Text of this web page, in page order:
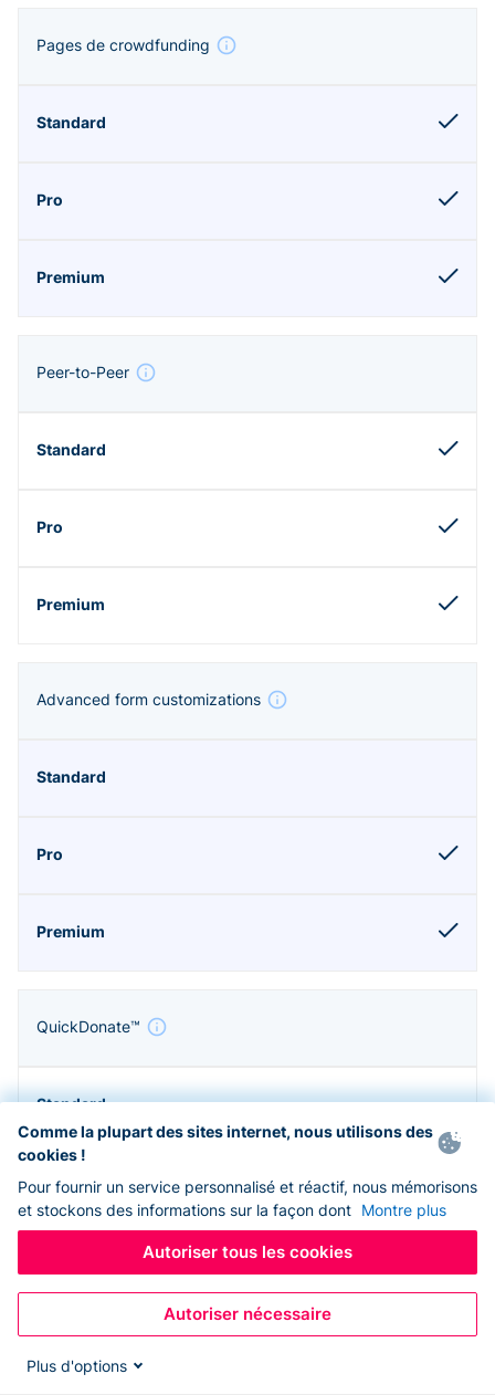
Pages de crowdfunding
Peer-to-Peer
Advanced form customizations
QuickDonate™
Comme la plupart des sites internet, nous utilisons des
cookies !
Pour fournir un service personnalisé et réactif, nous mémorisons
et stockons des informations sur la façon dont Montre plus
Autoriser tous les cookies
Autoriser nécessaire
Plus d'options